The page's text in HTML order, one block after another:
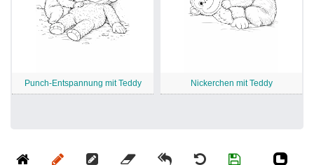
Punch-Entspannung mit Teddy Nickerchen mit Teddy